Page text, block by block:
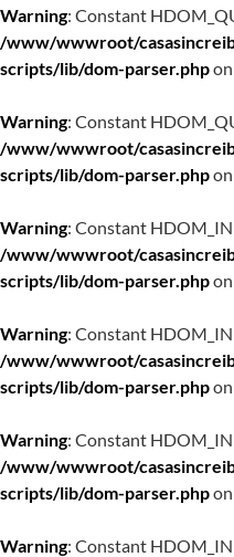
Warning: Constant
/www/wwwroot/
scripts/lib/dom-parser.php
Warning: Constant
/www/wwwroot/
scripts/lib/dom-parser.php
Warning: Constant
/www/wwwroot/
scripts/lib/dom-parser.php
Warning: Constant
/www/wwwroot/
scripts/lib/dom-parser.php
Warning: Constant
/www/wwwroot/
scripts/lib/dom-parser.php
Warning: Constant